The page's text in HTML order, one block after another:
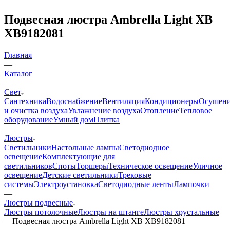
Подвесная люстра Ambrella Light XB
XB9182081
Главная
—
Каталог
—
Свет
СантехникаВодоснабжениеВентиляцияКондиционеры
и очистка воздухаУвлажнение воздухаОтоплениеТепловое
оборудованиеУмный домПлитка
—
Люстры
СветильникиНастольные лампыСветодиодное
освещениеКомплектующие для
светильниковСпотыТоршерыТехническое освещениеУличное
освещениеДетские светильникиТрековые
системыЭлектроустановкаСветодиодные лентыЛампочки
—
Люстры подвесные
Люстры потолочныеЛюстры на штангеЛюстры хрустальные
—Подвесная люстра Ambrella Light XB XB9182081